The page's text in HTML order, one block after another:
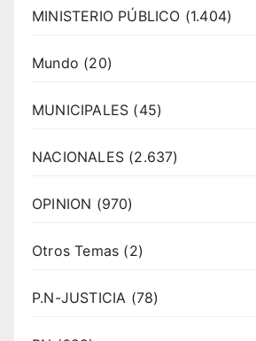
MINISTERIO PÚBLICO (1.404)
Mundo (20)
MUNICIPALES (45)
NACIONALES (2.637)
OPINION (970)
Otros Temas (2)
P.N-JUSTICIA (78)